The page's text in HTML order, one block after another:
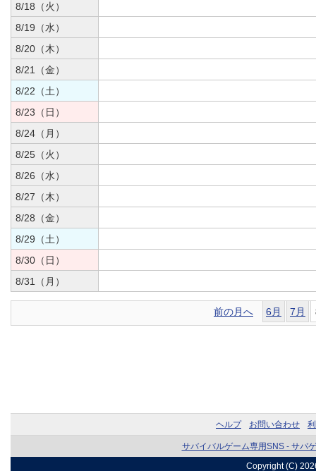
8/18（火）
8/19（水）
8/20（木）
8/21（金）
8/22（土）
8/23（日）
8/24（月）
8/25（火）
8/26（水）
8/27（木）
8/28（金）
8/29（土）
8/30（日）
8/31（月）
前の月へ 6月 7月
ヘルプ お問い合わせ
サバイバルゲーム専用SNS - サバ
Copyright (C)